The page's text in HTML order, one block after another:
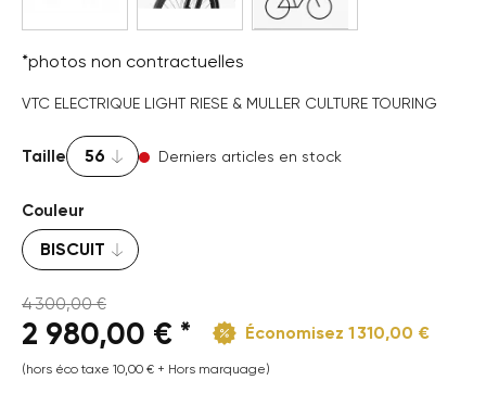
*photos non contractuelles
VTC ELECTRIQUE LIGHT RIESE & MULLER CULTURE TOURING
Taille Derniers articles en stock
Couleur
4 300,00 €
2 980,00 € * Économisez 1 310,00 €
(hors éco taxe 10,00 € + Hors marquage)